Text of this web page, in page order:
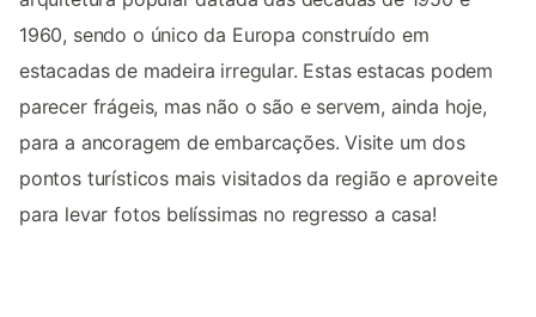
1960, sendo o único da Europa construído em
estacadas de madeira irregular. Estas estacas podem
parecer frágeis, mas não o são e servem, ainda hoje,
para a ancoragem de embarcações. Visite um dos
pontos turísticos mais visitados da região e aproveite
para levar fotos belíssimas no regresso a casa!